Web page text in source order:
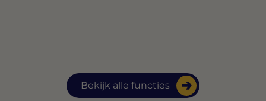
Bekijk alle functies